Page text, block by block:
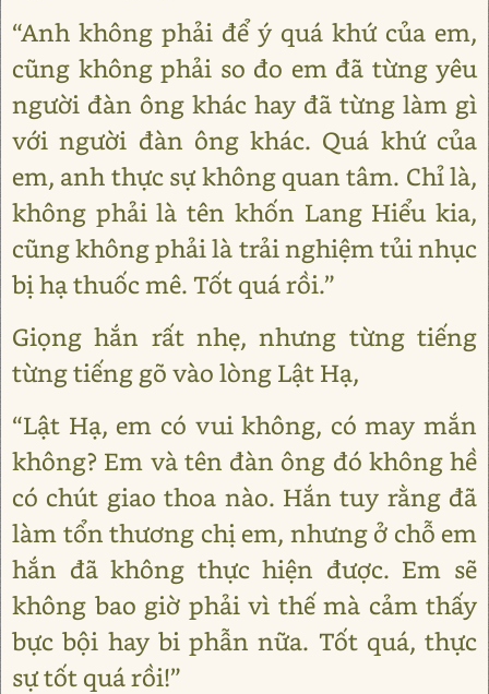
“Anh không phải để ý quá khứ của em,
cũng không phải so đo em đã từng yêu
người đàn ông khác hay đã từng làm gì
với người đàn ông khác. Quá khứ của
em, anh thực sự không quan tâm. Chỉ là,
không phải là tên khốn Lang Hiểu kia,
cũng không phải là trải nghiệm tủi nhục
bị hạ thuốc mê. Tốt quá rồi.”
Giọng hắn rất nhẹ, nhưng từng tiếng
từng tiếng gõ vào lòng Lật Hạ,
“Lật Hạ, em có vui không, có may mắn
không? Em và tên đàn ông đó không hề
có chút giao thoa nào. Hắn tuy rằng đã
làm tổn thương chị em, nhưng ở chỗ em
hắn đã không thực hiện được. Em sẽ
không bao giờ phải vì thế mà cảm thấy
bực bội hay bi phẫn nữa. Tốt quá, thực
sự tốt quá rồi!”